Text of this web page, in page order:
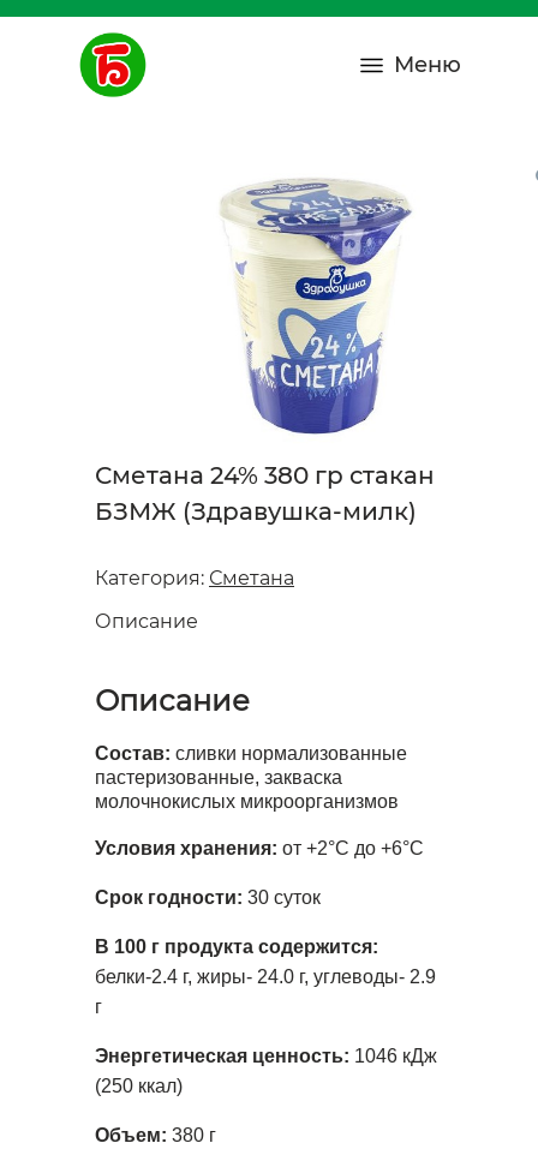
Меню
Сметана 24% 380 гр стакан
БЗМЖ (Здравушка-милк)
Категория: Сметана
Описание
Описание
Состав: сливки нормализованные
пастеризованные, закваска
молочнокислых микроорганизмов
Условия хранения: от +2°С до +6°С
Срок годности: 30 суток
В 100 г продукта содержится:
белки-2.4 г, жиры- 24.0 г, углеводы- 2.9
г
Энергетическая ценность: 1046 кДж
(250 ккал)
Объем: 380 г